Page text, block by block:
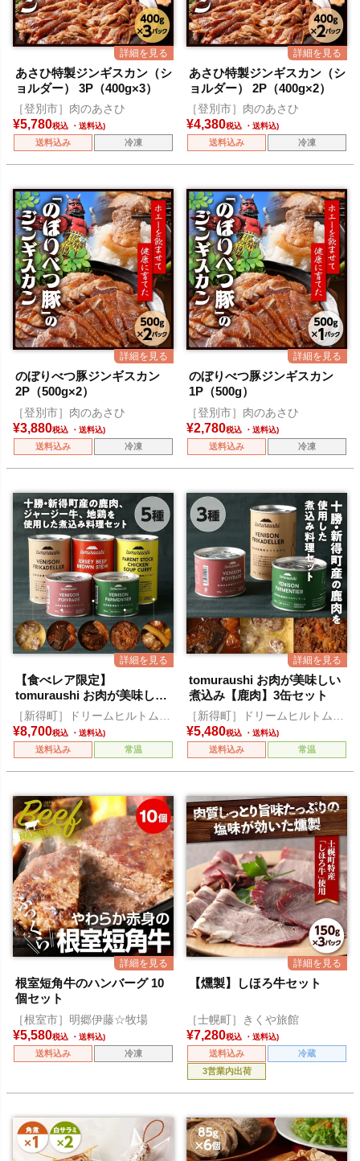
あさひ特製ジンギスカン（シ
ョルダー） 3P（400g×3）
［登別市］肉のあさひ
¥5,780税込
送料込み 冷凍
あさひ特製ジンギスカン（シ
ョルダー） 2P（400g×2）
［登別市］肉のあさひ
¥4,380税込
送料込み 冷凍
のぼりべつ豚ジンギスカン
2P（500g×2）
［登別市］肉のあさひ
¥3,880税込
送料込み 冷凍
のぼりべつ豚ジンギスカン
1P（500g）
［登別市］肉のあさひ
¥2,780税込
送料込み 冷凍
【食べレア限定】
tomuraushi お肉が美味しい
煮込み 5缶セット
［新得町］ドリームヒルトムラ
ウシ
¥8,700税込
送料込み 常温
tomuraushi お肉が美味しい
煮込み【鹿肉】3缶セット
［新得町］ドリームヒルトムラ
ウシ
¥5,480税込
送料込み 常温
根室短角牛のハンバーグ 10
個セット
［根室市］明郷伊藤☆牧場
¥5,580税込
送料込み 冷凍
【燻製】しほろ牛セット
［士幌町］きくや旅館
¥7,280税込
送料込み
冷蔵
3営業内出荷